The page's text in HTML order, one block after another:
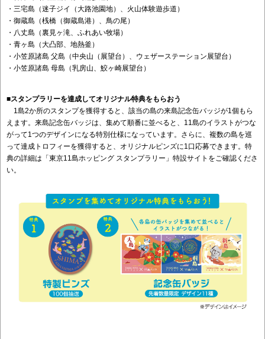
・三宅島（迷子ジイ（大路池園地）、火山体験遊歩道）
・御蔵島（桟橋（御蔵島港）、鳥の尾）
・八丈島（裏見ヶ滝、ふれあい牧場）
・青ヶ島（大凸部、地熱釜）
・小笠原諸島 父島（中央山（展望台）、ウェザーステーション展望台）
・小笠原諸島 母島（乳房山、鮫ヶ崎展望台）
■スタンプラリーを達成してオリジナル特典をもらおう
1島2か所のスタンプを獲得すると、該当の島の来島記念缶バッジが1個もら
えます。来島記念缶バッジは、集めて順番に並べると、11島のイラストがつな
がって1つのデザインになる特別仕様になっています。さらに、複数の島を巡
って達成トロフィーを獲得すると、オリジナルピンズに1口応募できます。特
典の詳細は「東京11島ホッピング スタンプラリー」特設サイトをご確認くださ
い。